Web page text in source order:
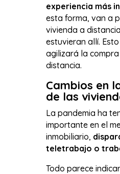
experiencia más
esta forma, van a
vivienda a
estuvieran allí.
agilizará la
distancia.
Cambios en
de las
La pandemia ha
importante en el
inmobiliario,
teletrabajo o
Todo parece